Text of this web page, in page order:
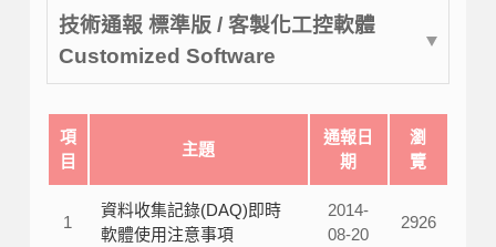
技術通報 標準版 / 客製化工控軟體
Customized Software
項
目
主題
通報日
期
瀏
覽
1
資料收集記錄(DAQ)即時
軟體使用注意事項
2014-
08-20
2926